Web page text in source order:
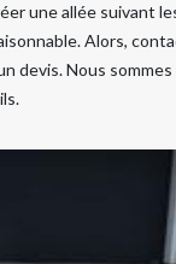
une allée suivant
Alors,
devis. Nous sommes